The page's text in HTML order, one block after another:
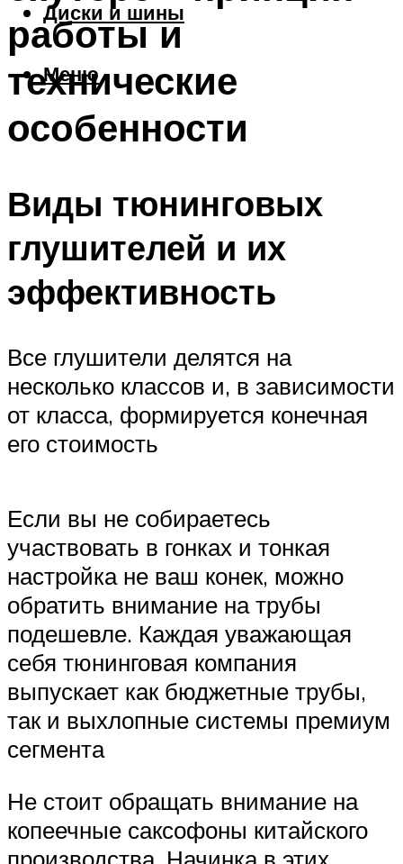
Диски и шины
Меню
работы и
технические
особенности
Виды тюнинговых
глушителей и их
эффективность
Все глушители делятся на
несколько классов и, в зависимости
от класса, формируется конечная
его стоимость
Если вы не собираетесь
участвовать в гонках и тонкая
настройка не ваш конек, можно
обратить внимание на трубы
подешевле. Каждая уважающая
себя тюнинговая компания
выпускает как бюджетные трубы,
так и выхлопные системы премиум
сегмента
Не стоит обращать внимание на
копеечные саксофоны китайского